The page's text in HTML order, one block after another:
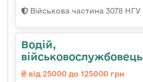
Військова частина 3078 НГУ
Водій,
військовослужбовець
від 25000 до 125000 грн